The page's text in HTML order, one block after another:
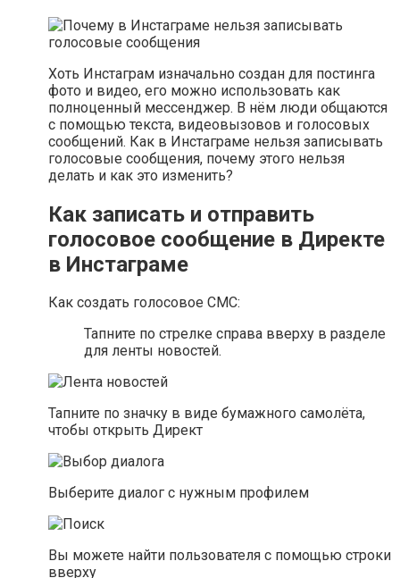
Хоть Инстаграм изначально создан для постинга
фото и видео, его можно использовать как
полноценный мессенджер. В нём люди общаются
с помощью текста, видеовызовов и голосовых
сообщений. Как в Инстаграме нельзя записывать
голосовые сообщения, почему этого нельзя
делать и как это изменить?
Как записать и отправить
голосовое сообщение в Директе
в Инстаграме
Как создать голосовое СМС:
Тапните по стрелке справа вверху в разделе
для ленты новостей.
Тапните по значку в виде бумажного самолёта,
чтобы открыть Директ
Выберите диалог с нужным профилем
Вы можете найти пользователя с помощью строки
вверху